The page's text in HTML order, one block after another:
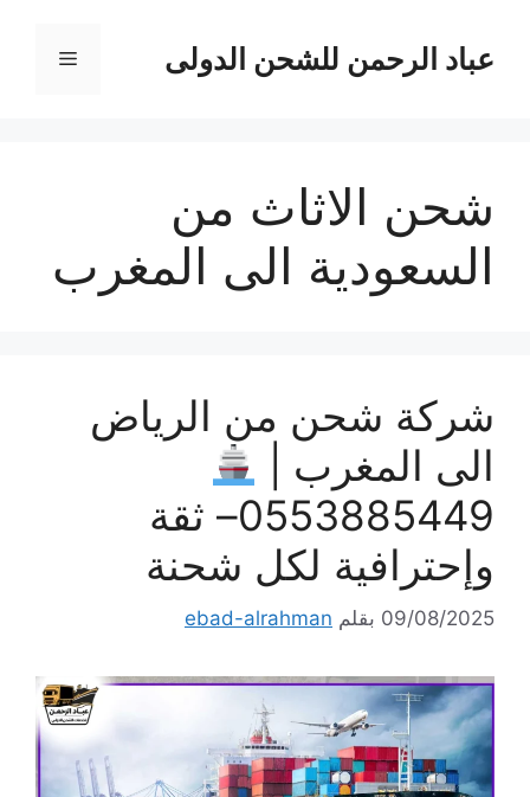
المحتوىعباد الرحمن للشحن الدولى القائمة
شحن الاثاث من
السعودية الى المغرب
شركة شحن من الرياض
الى المغرب |
0553885449– ثقة
وإحترافية لكل شحنة
09/08/2025 بقلم ebad-alrahman